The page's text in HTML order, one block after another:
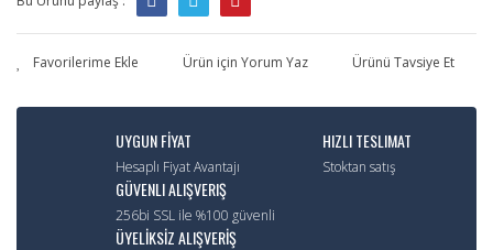
Ürün için Yorum Yaz Ürünü Tavsiye Et
UYGUN FİYAT
Hesaplı Fiyat Avantajı
HIZLI TESLIMAT
Stoktan satış
GÜVENLI ALIŞVERIŞ
256bi SSL ile %100 güvenli
ÜYELİKSİZ ALIŞVERİŞ